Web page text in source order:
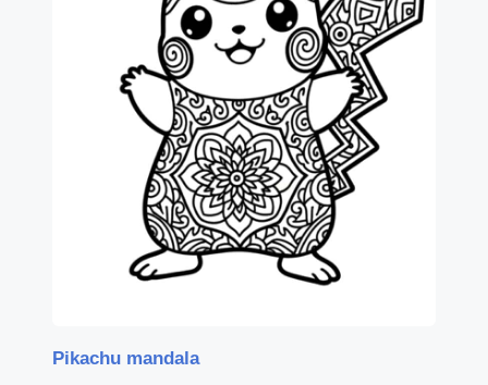
Pikachu mandala